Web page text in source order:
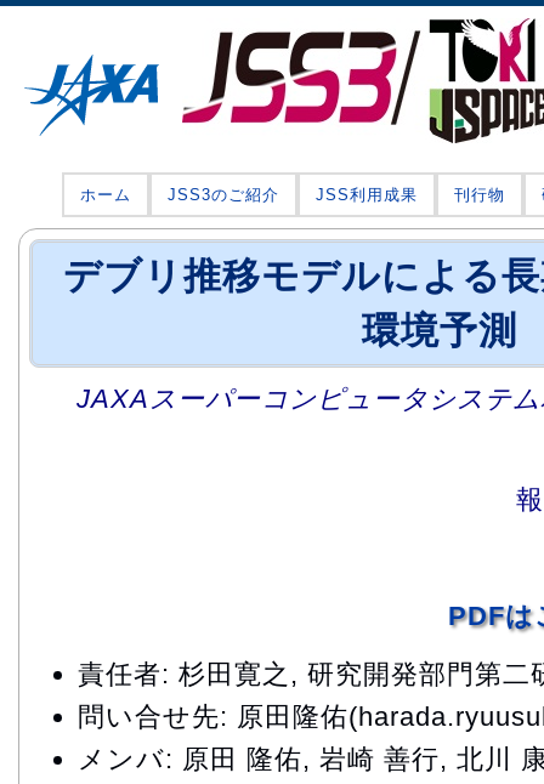
ホーム JSS3のご紹介 JSS利用成果 刊行物
デブリ推移モデルによる
環境予測
JAXAスーパーコンピュータシステ
PDFは
責任者: 杉田寛之, 研究開発部門第二
問い合せ先: 原田隆佑
メンバ: 原田 隆佑, 岩崎 善行, 北川